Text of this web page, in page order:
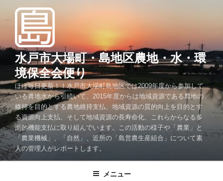
ツ
キ
ッ
プ
水戸市大場町・島地区農地・水・環
境保全会便り
ほぼ毎日更新！！水戸市大場町島地区では2009年度から参加して
いる農地水から引続いて、2015年度からは地域資源である農地の
維持を目的とする農地維持支払、地域資源の質的向上を目的とす
る資源向上支払、そして地域資源の長寿命化、これらからなる多
面的機能支払に取り組んでいます。この活動の様子や「農業」と
「農業機械」、「自然」、近所の「島営農生産組合」について素
人の管理人がレポートします。
メニュー